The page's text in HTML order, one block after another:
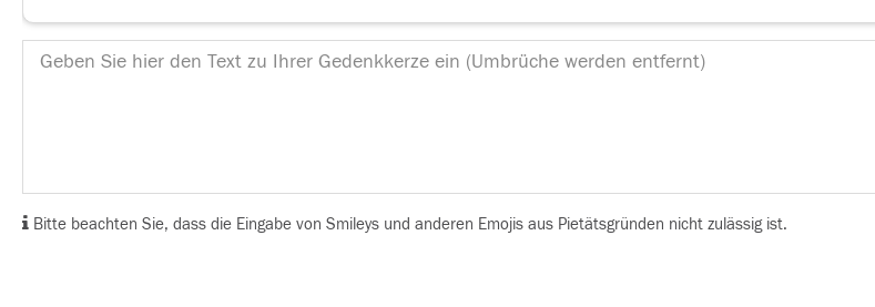
Bitte beachten Sie, dass die Eingabe von Smileys und anderen Emojis aus Pietätsgründen nicht zulässig ist.